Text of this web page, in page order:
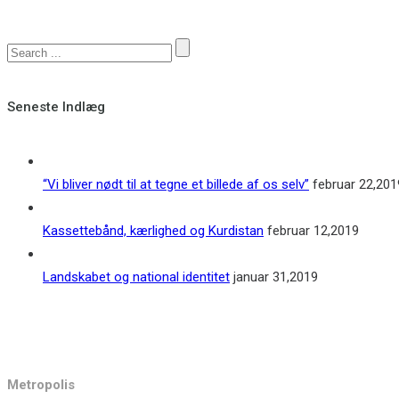
Seneste Indlæg
“Vi bliver nødt til at tegne et billede af os selv” februar
Kassettebånd, kærlighed og Kurdistan februar 12,2019
Landskabet og national identitet januar 31,2019
Metropolis